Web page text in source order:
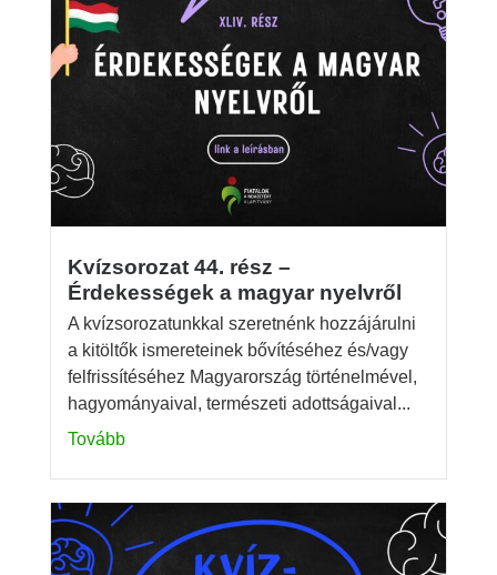
Kvízsorozat 44. rész –
Érdekességek a magyar nyelvről
A kvízsorozatunkkal szeretnénk hozzájárulni
a kitöltők ismereteinek bővítéséhez és/vagy
felfrissítéséhez Magyarország történelmével,
hagyományaival, természeti adottságaival...
Tovább